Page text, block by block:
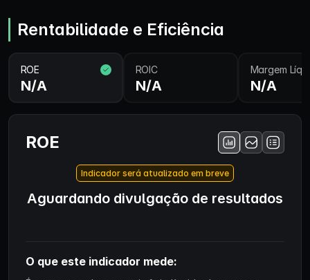
Rentabilidade e Eficiência
ROE
N/A
ROIC
N/A
Margem
N/A
ROE
Indicador será atualizado em breve
Aguardando divulgação de resultados
O que este indicador mede: